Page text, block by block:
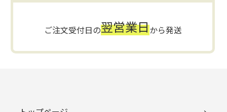
ご注文受付日の翌営業日から発送